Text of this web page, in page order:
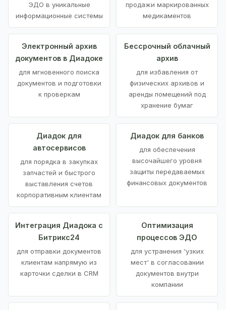
ЭДО в уникальные
информационные системы
продажи маркированных
медикаментов
Электронный архив
документов в Диадоке
для мгновенного поиска
документов и подготовки
к проверкам
Бессрочный облачный
архив
для избавления от
физических архивов и
аренды помещений под
хранение бумаг
Диадок для
автосервисов
для порядка в закупках
запчастей и быстрого
выставления счетов
корпоративным клиентам
Диадок для банков
для обеспечения
высочайшего уровня
защиты передаваемых
финансовых документов
Интеграция Диадока с
Битрикс24
для отправки документов
клиентам напрямую из
карточки сделки в CRM
Оптимизация
процессов ЭДО
для устранения 'узких
мест' в согласовании
документов внутри
компании